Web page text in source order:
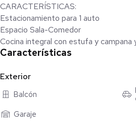
CARACTERÍSTICAS:
Estacionamiento para 1 auto
Espacio Sala-Comedor
Cocina integral con estufa y campana
2 Recamaras
EQUIPAMIENTO:
Cisterna independiente
Gas estacionario
Características
Exterior
Balcón
Garaje